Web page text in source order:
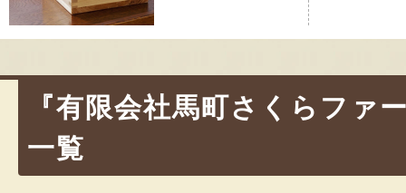
ゲ
『有限会社馬町さくらファ
一覧